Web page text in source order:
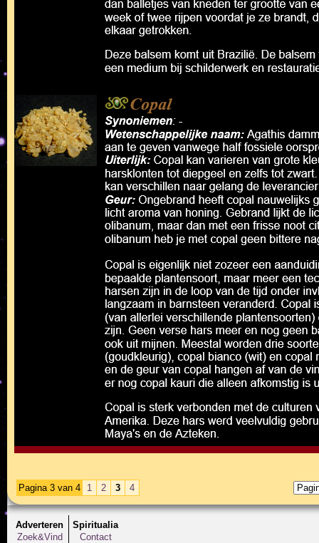
Pagina 3 van 4 1 2 3 4
Adverteren
Zoek&Vind
Spiritualia
Contact